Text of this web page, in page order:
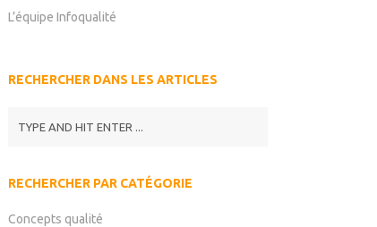
L’équipe Infoqualité
RECHERCHER DANS LES ARTICLES
RECHERCHER PAR CATÉGORIE
Concepts qualité